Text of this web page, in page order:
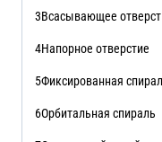
3Всасывающее
4Напорное отверстие
5Фиксированная
6Орбитальная спираль